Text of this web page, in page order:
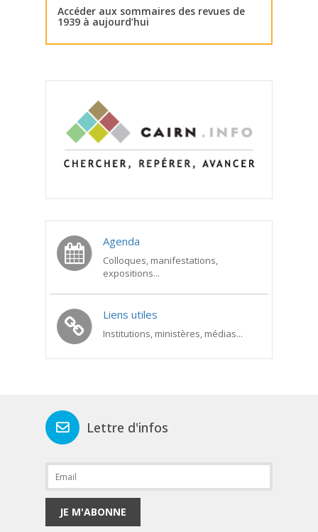
Accéder aux sommaires des revues de
1939 à aujourd’hui
Agenda
Colloques, manifestations,
expositions...
Liens utiles
Institutions, ministères, médias...
Lettre d'infos
JE M'ABONNE